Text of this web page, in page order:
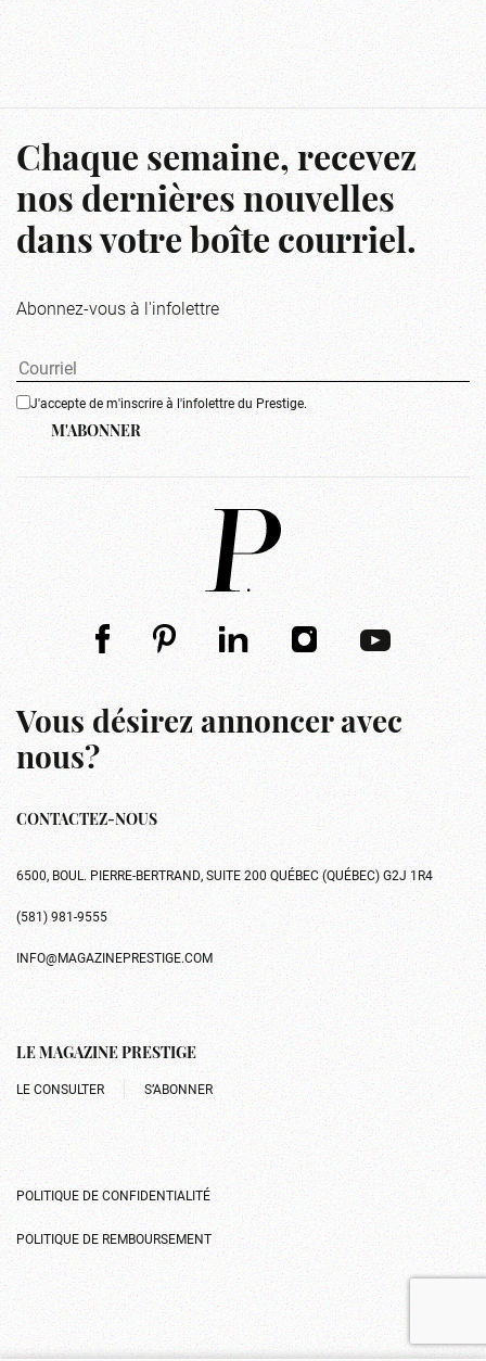
Chaque semaine, recevez
nos dernières nouvelles
dans votre boîte courriel.
Abonnez-vous à l'infolettre
J'accepte de m'inscrire à l'infolettre du Prestige.
M'ABONNER
Vous désirez annoncer avec
nous?
CONTACTEZ-NOUS
6500, BOUL. PIERRE-BERTRAND, SUITE 200 QUÉBEC (QUÉBEC) G2J 1R4
(581) 981-9555
INFO@MAGAZINEPRESTIGE.COM
LE MAGAZINE PRESTIGE
LE CONSULTER S’ABONNER
POLITIQUE DE CONFIDENTIALITÉ
POLITIQUE DE REMBOURSEMENT